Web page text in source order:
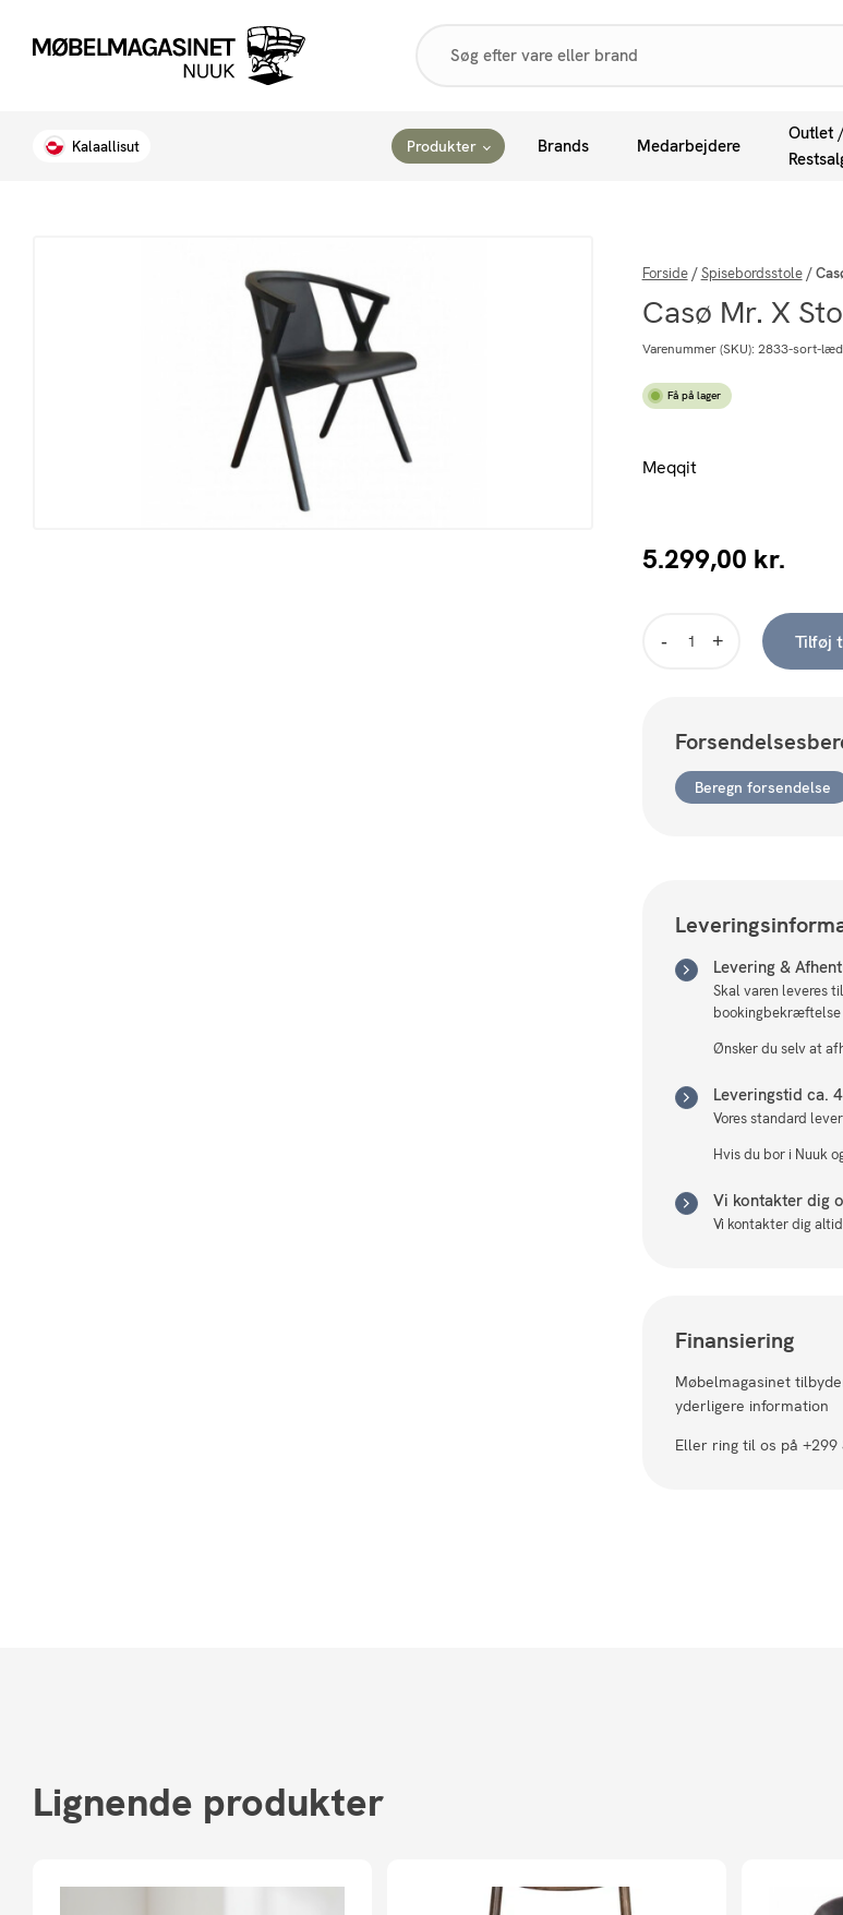
search
Kalaallisut Produkter Brands Medarbejdere
Outlet /
Forside/Spisebordsstole/
Casø Mr. X
Varenummer (SKU): 2833-sort-
Få på lager
Meqqit
5.299,00 kr.
Sortbejset
Tilføj
Beregn forsendelse
Levering &
Skal varen leveres
bookingbekræftelse
Ønsker du selv at
Leveringstid ca.
Vores standard
Hvis du bor i Nuuk
Vi kontakter dig
Vi kontakter dig
Finansiering
Møbelmagasinet
yderligere information
Eller ring til os på +299
Lignende produkter